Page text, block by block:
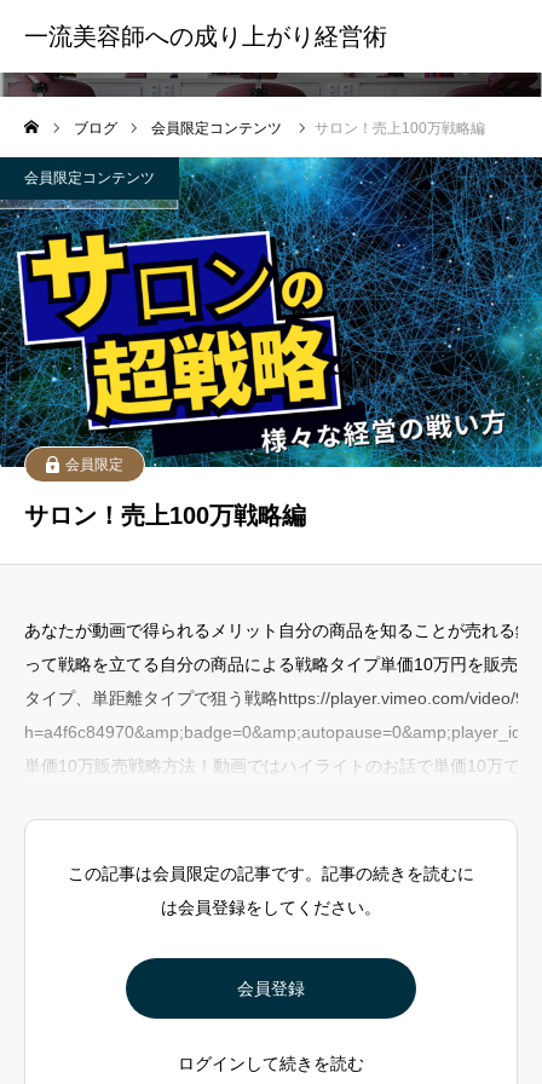
一流美容師への成り上がり経営術
会員限定コンテンツ
ブログ 会員限定コンテンツ サロン！売上100万戦略編
会員限定コンテンツ
会員限定
サロン！売上100万戦略編
あなたが動画で得られるメリット自分の商品を知ることが売れる鍵
って戦略を立てる自分の商品による戦略タイプ単価10万円を販売
タイプ、単距離タイプで狙う戦略https://player.vimeo.com/video/
単価10万販売戦略方法！動画ではハイライトのお話で単価10万です
この記事は会員限定の記事です。記事の続きを読むに
は会員登録をしてください。
会員登録
ログインして続きを読む